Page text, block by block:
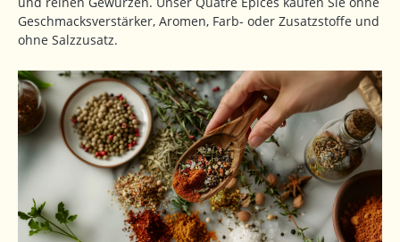
Geschmacksverstärker, Aromen, Farb- oder Zusatzstoffe und
ohne Salzzusatz.